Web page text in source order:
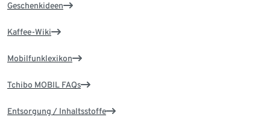
Geschenkideen
Kaffee-Wiki
Mobilfunklexikon
Tchibo MOBIL FAQs
Entsorgung / Inhaltsstoffe